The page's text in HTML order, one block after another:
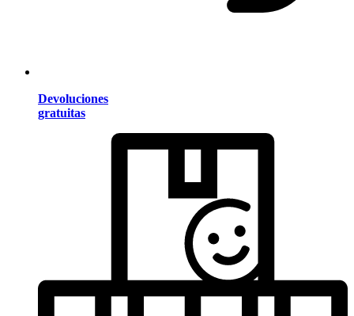
Devoluciones
gratuitas